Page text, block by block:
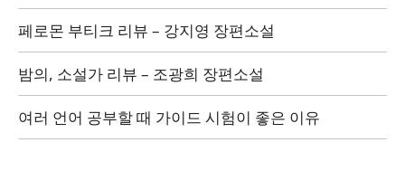
페로몬 부티크 리뷰 – 강지영 장편소설
밤의, 소설가 리뷰 – 조광희 장편소설
여러 언어 공부할 때 가이드 시험이 좋은 이유